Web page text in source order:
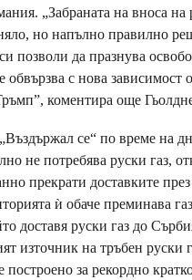
„Забраната на вноса на
но напълно правилно
позволи да празнува
обвързва с нова зависимост
коментира още
се“ по време на
не потребява руски газ,
прекрати доставките
ѝ обаче преминава
доставя руски газ до
източник на тръбен руски
за рекордно